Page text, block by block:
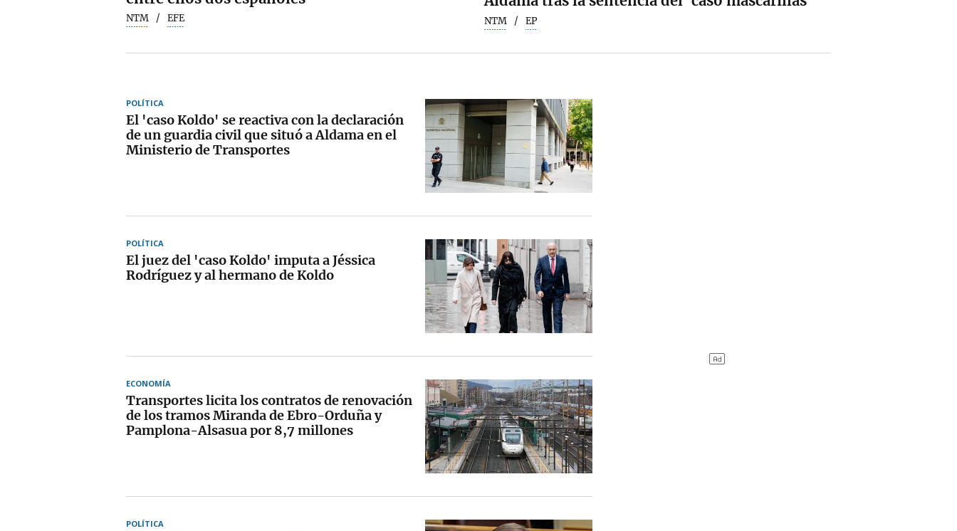
NTM EFE NTM EP
POLÍTICA
El 'caso Koldo' se reactiva con la declaración
de un guardia civil que situó a Aldama en el
Ministerio de Transportes
POLÍTICA
El juez del 'caso Koldo' imputa a Jéssica
Rodríguez y al hermano de Koldo
ECONOMÍA
Transportes licita los contratos de renovación
de los tramos Miranda de Ebro-Orduña y
Pamplona-Alsasua por 8,7 millones
POLÍTICA